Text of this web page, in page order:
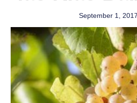
September 1, 2017